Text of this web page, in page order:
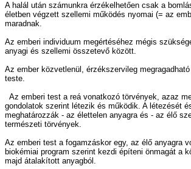
A halál után számunkra érzékelhetően csak a
életben végzett szellemi működés nyomai (= az
maradnak.
Az emberi individuum megértéséhez mégis
anyagi és szellemi összetevő között.
Az ember közvetlenül, érzékszervileg
teste.
Az emberi test a reá vonatkozó törvények, azaz
gondolatok szerint létezik és működik. A létezését
meghatározzák - az élettelen anyagra és - az élő
természeti törvények.
Az emberi test a fogamzáskor egy, az élő anyagra
biokémiai program szerint kezdi építeni önmagát a
majd átalakított anyagból.